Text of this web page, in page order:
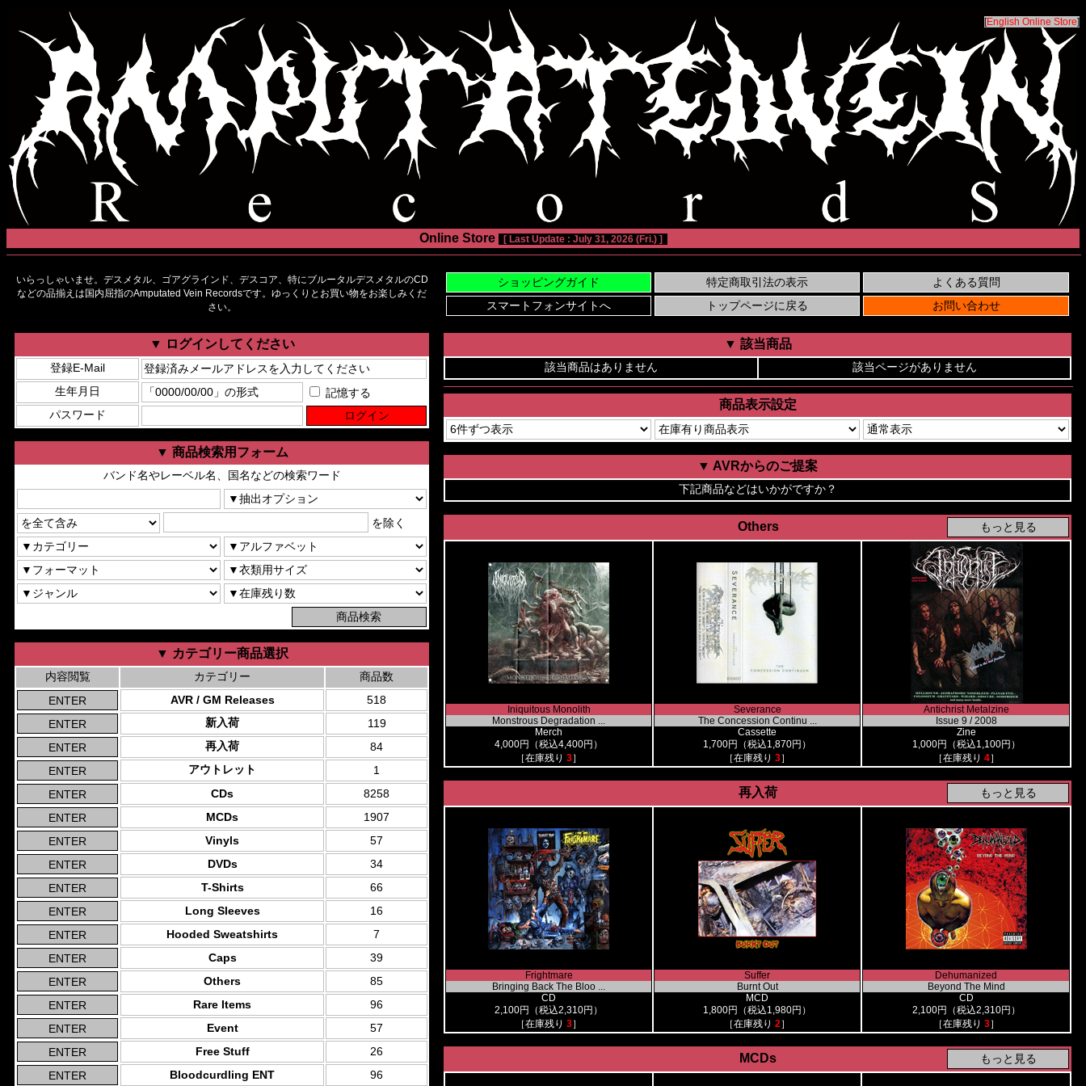
[English Online Store]
Online Store [ Last Update : July 31, 2026 (Fri.) ]
いらっしゃいませ。デスメタル、ゴアグラインド、デスコア、特にブルータルデスメタルのCD
などの品揃えは国内屈指のAmputated Vein Recordsです。ゆっくりとお買い物をお楽しみくだ
さい。
▼ ログインしてください
登録E-Mail
生年月日
記憶する
パスワード
▼ 商品検索用フォーム
バンド名やレーベル名、国名などの検索ワード
を除く
▼ カテゴリー商品選択
内容閲覧 カテゴリー
商品数
AVR / GM Releases
518
新入荷
119
再入荷
84
アウトレット
1
CDs
8258
MCDs
1907
Vinyls
57
DVDs
34
T-Shirts
66
Long Sleeves
16
Hooded Sweatshirts
7
Caps
39
Others
85
Rare Items
96
Event
57
Free Stuff
26
Bloodcurdling ENT
96
▼ 該当商品
該当商品はありません 該当ページがありません
商品表示設定
▼ AVRからのご提案
下記商品などはいかがですか？
Others
Iniquitous Monolith
Monstrous Degradation ...
Merch
4,000円（税込4,400円）
［在庫残り 3］
Severance
The Concession Continu ...
Cassette
1,700円（税込1,870円）
［在庫残り 3］
Antichrist Metalzine
Issue 9 / 2008
Zine
1,000円（税込1,100円）
［在庫残り 4］
再入荷
Frightmare
Bringing Back The Bloo ...
CD
2,100円（税込2,310円）
［在庫残り 3］
Suffer
Burnt Out
MCD
1,800円（税込1,980円）
［在庫残り 2］
Dehumanized
Beyond The Mind
CD
2,100円（税込2,310円）
［在庫残り 3］
MCDs